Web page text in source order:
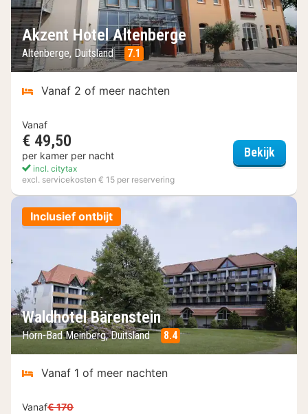
Akzent Hotel Altenberge
Altenberge, Duitsland 7.1
Vanaf 2 of meer nachten
Vanaf
€ 49,50
per kamer per nacht
incl. citytax
excl. servicekosten € 15 per reservering
Bekijk
Inclusief ontbijt
Waldhotel Bärenstein
Horn-Bad Meinberg, Duitsland 8.4
Vanaf 1 of meer nachten
Vanaf€ 170